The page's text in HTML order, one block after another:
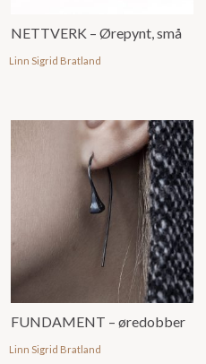
NETTVERK – Ørepynt, små
Linn Sigrid Bratland
FUNDAMENT – øredobber
Linn Sigrid Bratland